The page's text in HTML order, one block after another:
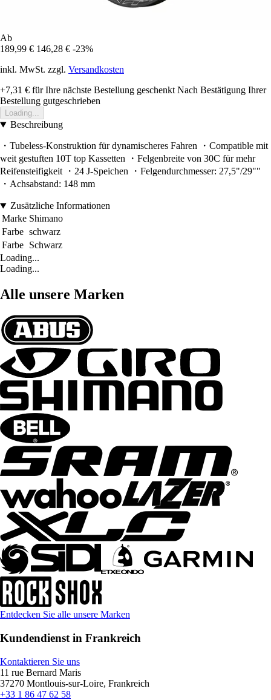
Ab
189,99 € 146,28 € -23%
inkl. MwSt. zzgl. Versandkosten
+7,31 € für Ihre nächste Bestellung geschenkt Nach Bestätigung Ihrer
Bestellung gutgeschrieben
Loading...
Beschreibung
・Tubeless-Konstruktion für dynamischeres Fahren ・Compatible mit
weit gestuften 10T top Kassetten ・Felgenbreite von 30C für mehr
Reifensteifigkeit ・24 J-Speichen ・Felgendurchmesser: 27,5"/29""
・Achsabstand: 148 mm
Zusätzliche Informationen
Marke Shimano
Farbe schwarz
Farbe Schwarz
Loading...
Loading...
Alle unsere Marken
Entdecken Sie alle unsere Marken
Kundendienst in Frankreich
Kontaktieren Sie uns
11 rue Bernard Maris
37270 Montlouis-sur-Loire, Frankreich
+33 1 86 47 62 58